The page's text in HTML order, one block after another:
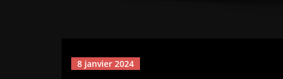
8 janvier 2024